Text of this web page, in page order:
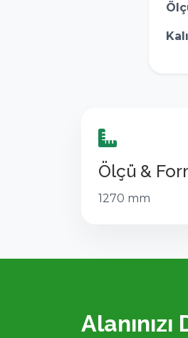
Ölçü &
1270 mm